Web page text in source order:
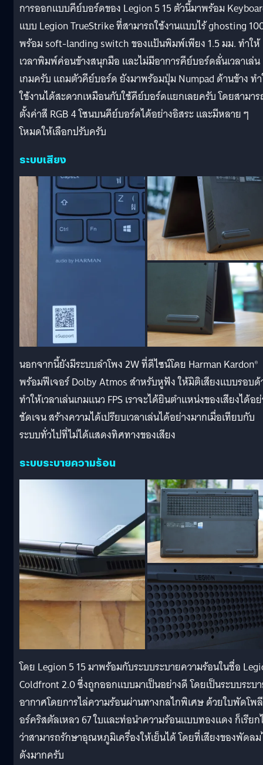
การออกแบบคีย์บอร์ดของ Legion 5 15 ตัวนี้มาพร้อม
แบบ Legion TrueStrike ที่สามารถใช้งานแบบไร้ ghosting
พร้อม soft-landing switch ของแป้นพิมพ์เพียง 1.5 มม. ทำให้
เวลาพิมพ์ค่อนข้างสนุกมือ และไม่มีอาการคีย์บอร์ดลั่นเวลาเล่น
เกมครับ แถมตัวคีย์บอร์ด ยังมาพร้อมปุ่ม Numpad ด้านข้าง ท
ใช้งานได้สะดวกเหมือนกับใช้คีย์บอร์ดแยกเลยครับ โดยสามา
ตั้งค่าสี RGB 4 โซนบนคีย์บอร์ดได้อย่างอิสระ และมีหลาย ๆ
โหมดให้เลือกปรับครับ
ระบบเสียง
นอกจากนี้ยังมีระบบลำโพง 2W ที่ดีไซน์โดย Harman Kardon®
พร้อมฟีเจอร์ Dolby Atmos สำหรับหูฟัง ให้มิติเสียงแบบรอบ
ทำให้เวลาเล่นเกมแนว FPS เราจะได้ยินตำแหน่งของเสียงได้อ
ชัดเจน สร้างความได้เปรียบเวลาเล่นได้อย่างมากเมื่อเทียบกับ
ระบบทั่วไปที่ไม่ได้แสดงทิศทางของเสียง
ระบบระบายความร้อน
โดย Legion 5 15 มาพร้อมกับระบบระบายความร้อนในชื่อ
Coldfront 2.0 ซึ่งถูกออกแบบมาเป็นอย่างดี โดยเป็นระบบระบ
อากาศโดยการไล่ความร้อนผ่านทางกลไกพิเศษ ด้วยใบพัดโพ
อร์คริสตัลเหลว 67 ใบและท่อนำความร้อนแบบทองแดง ก็เรียก
ว่าสามารถรักษาอุณหภูมิเครื่องให้เย็นได้ โดยที่เสียงของพัดล
ดังมากครับ